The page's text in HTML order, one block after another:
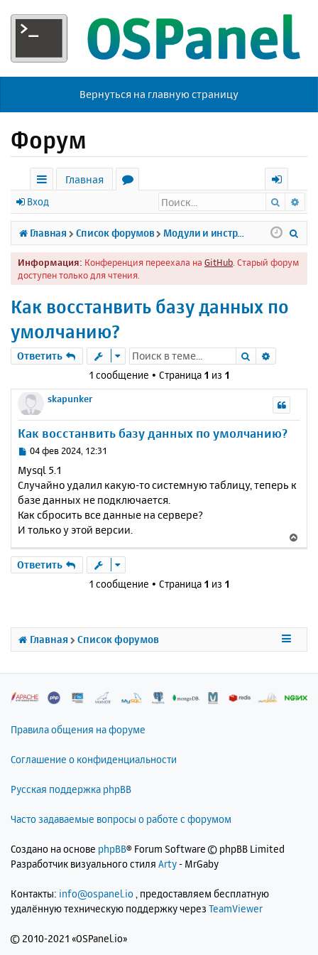
Вернуться на главную страницу
Форум
с
ы
л
к
Главная
р
у
м
х
о
д
Вход Поиск
Главная Список форумов Модули и инструменты
Информация: Конференция переехала на GitHub . Старый форум
доступен только для чтения.
Как восстанвить базу данных по
умолчанию?
Ответить Поиск
1 сообщение • Страница 1 из 1
skapunker
Как восстанвить базу данных по умолчанию?
С
о
б
щ
е
н
е
04 фев 2024, 12:31
Mysql 5.1
Случайно удалил какую-то системную таблицу, теперь к
базе данных не подключается.
Как сбросить все данные на сервере?
И только у этой версии.
е
с
н
ч
Ответить
1 сообщение • Страница 1 из 1
Главная Список форумов
Правила общения на форуме
Соглашение о конфиденциальности
Русская поддержка phpBB
Часто задаваемые вопросы о работе с форумом
Создано на основе phpBB® Forum Software © phpBB Limited
Разработчик визуального стиля Arty- MrGaby
Контакты: info@ospanel.io , предоставляем бесплатную
удалённую техническую поддержку через TeamViewer
© 2010-2021 «OSPanel.io»